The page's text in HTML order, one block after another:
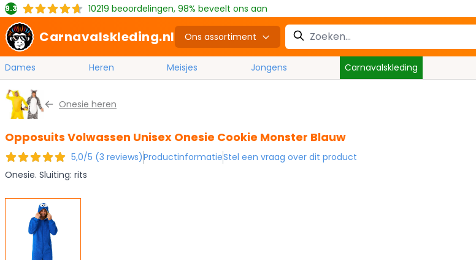
9.3 10219 beoordelingen, 98% beveelt ons aan
Carnavalskleding.nl Ons assortiment
Dames Heren Meisjes Jongens Carnavalskleding
Onesie heren
Opposuits Volwassen Unisex Onesie Cookie Monster Blauw
5,0/5 (3 reviews)ProductinformatieStel een vraag over dit product
Onesie. Sluiting: rits